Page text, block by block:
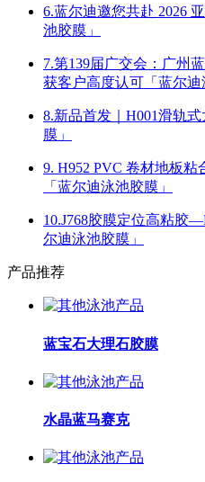
6.蓝尔迪邀您共赴 2026
池胶膜」
7.第139届广交会：广州
获客户高度认可「蓝尔迪
8.新品首发｜H001滑轨
膜」
9. H952 PVC 卷材地板粘
「蓝尔迪泳池胶膜」
10.J768胶膜定位高粘胶
尔迪泳池胶膜」
产品推荐
蓝宝石大理石胶膜
水晶蓝马赛克